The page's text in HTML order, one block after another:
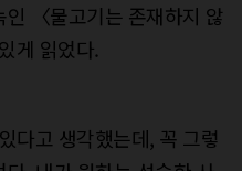
〈물고기는 존재하지 않
게 읽었다.
다고 생각했는데, 꼭 그렇